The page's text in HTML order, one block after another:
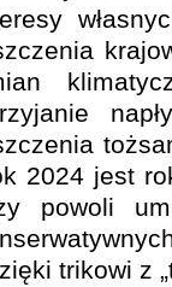
2024 jest
powoli
trikowi z